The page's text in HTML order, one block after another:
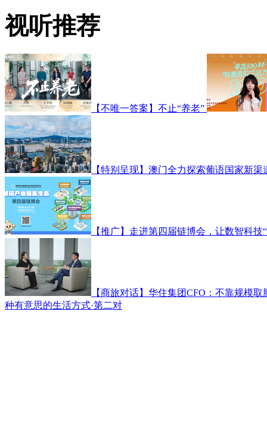
视听推荐
【不唯一答案】不止“养老”
【特别呈现】澳门全力探索葡语国家新
【推广】走进第四届链博会，让数智科技
【商旅对话】华住集团CFO：不靠规模
种有意思的生活方式·第二对